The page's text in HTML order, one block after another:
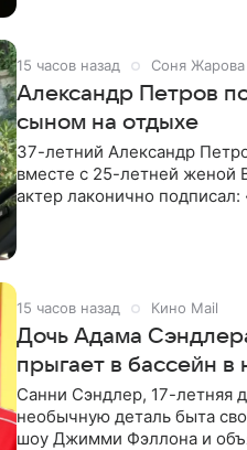
15 часов назад Соня Жарова
Александр Петров
сыном на отдыхе
37-летний Александр
вместе с 25-летней
актер лаконично
15 часов назад Кино Mail
Дочь Адама
прыгает в бассейн в
Санни Сэндлер, 17-летняя
необычную деталь быта
шоу Джимми Фэллона и